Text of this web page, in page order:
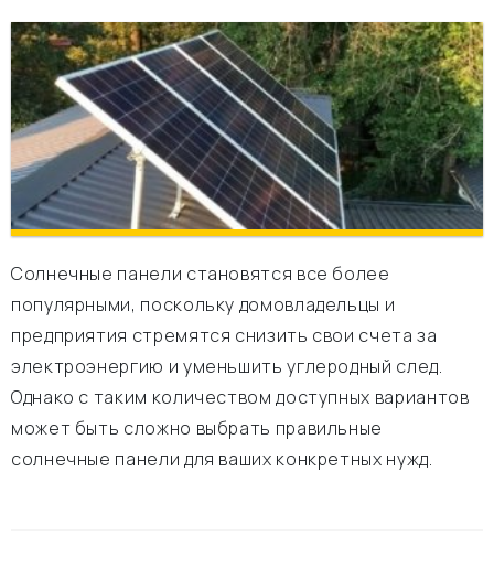
Солнечные панели становятся все более
популярными, поскольку домовладельцы и
предприятия стремятся снизить свои счета за
электроэнергию и уменьшить углеродный след.
Однако с таким количеством доступных вариантов
может быть сложно выбрать правильные
солнечные панели для ваших конкретных нужд.